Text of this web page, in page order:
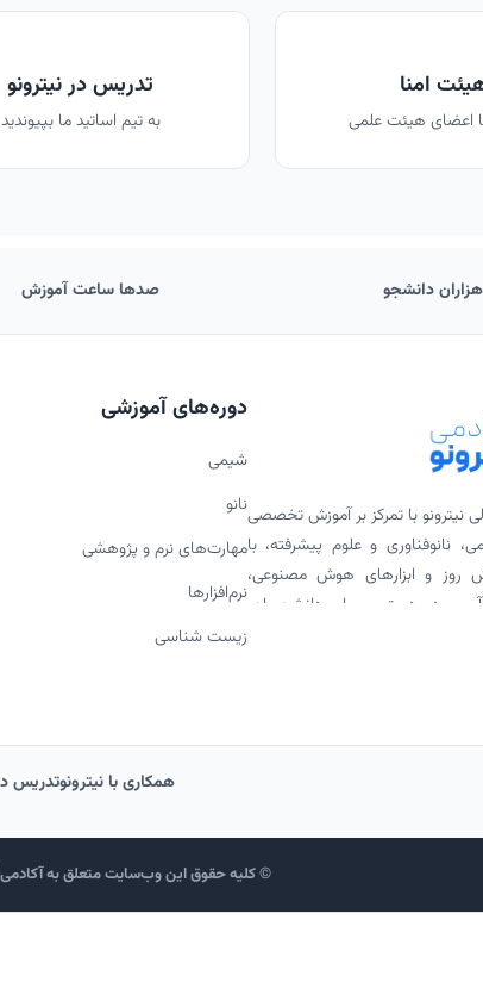
امنا
اعضای هیئت علمی
تدریس در نیترونو
به تیم اساتید ما بپیوندید
هزاران دانشجو صدها ساعت آموزش
نیترونو با تمرکز بر آموزش تخصصی
نانوفناوری و علوم پیشرفته، با
روز و ابزارهای هوش مصنوعی،
و در دسترس برای دانشجویان،
فراهم کرده است. ارائه
دوره‌های آموزشی
شیمی
نانو
مهارت‌های نرم و پژوهشی
نرم‌افزارها
زیست شناسی
همکاری با نیترونوتدریس
© کلیه حقوق این وب‌سایت متعلق به آکادمی